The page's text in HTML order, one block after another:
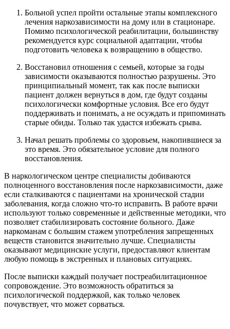
Больной успел пройти остальные этапы комплексного
лечения наркозависимости на дому или в стационаре.
Помимо психологической реабилитации, большинству
рекомендуется курс социальной адаптации, чтобы
подготовить человека к возвращению в общество.
Восстановил отношения с семьей, которые за годы
зависимости оказываются полностью разрушены. Это
принципиальный момент, так как после выписки
пациент должен вернуться в дом, где будут созданы
психологически комфортные условия. Все его будут
поддерживать и понимать, а не осуждать и припоминать
старые обиды. Только так удастся избежать срыва.
Начал решать проблемы со здоровьем, накопившиеся за
это время. Это обязательное условие для полного
восстановления.
В наркологическом центре специалисты добиваются
полноценного восстановления после наркозависимости, даже
если сталкиваются с пациентами на хронической стадии
заболевания, когда сложно что-то исправить. В работе врачи
используют только современные и действенные методики, что
позволяет стабилизировать состояние больного. Даже
наркоманам с большим стажем употребления запрещенных
веществ становится значительно лучше. Специалисты
оказывают медицинские услуги, предоставляют клиентам
любую помощь в экстренных и плановых ситуациях.
После выписки каждый получает постреабилитационное
сопровождение. Это возможность обратиться за
психологической поддержкой, как только человек
почувствует, что может сорваться.